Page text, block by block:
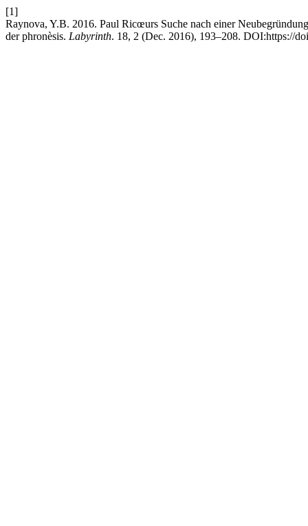
[1]
Raynova, Y.B. 2016. Paul Ricœurs Suche nach einer
der phronèsis. Labyrinth. 18, 2 (Dec. 2016), 193–208. DOI:https://